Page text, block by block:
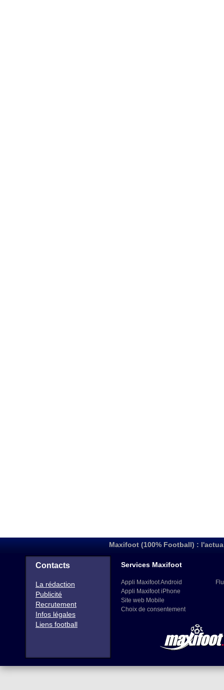
Maxifoot (100% Football) :
Contacts
La rédaction
Publicité
Recrutement
Infos légales
Liens football
Services Maxifoot
Appli Maxifoot Android
Appli Maxifoot iPhone
Site web Mobile
Choix de consentement